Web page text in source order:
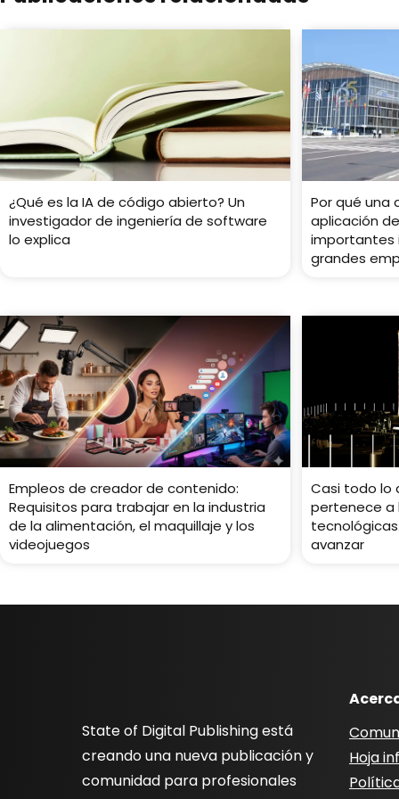
¿Qué es la IA de código abierto? Un
investigador de ingeniería de software
lo explica
Por qué una
aplicación
importantes
grandes
Empleos de creador de contenido:
Requisitos para trabajar en la industria
de la alimentación, el maquillaje y los
videojuegos
Casi todo lo
pertenece a
avanzar
State of Digital Publishing está
creando una nueva publicación y
comunidad para profesionales
Hoja